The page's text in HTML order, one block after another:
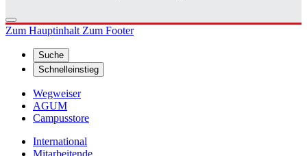
Zum HauptinhaltZum Footer
Suche
Schnelleinstieg
Wegweiser
AGUM
Campusstore
International